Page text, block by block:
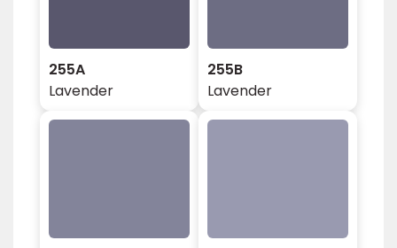
255A
Lavender
255B
Lavender